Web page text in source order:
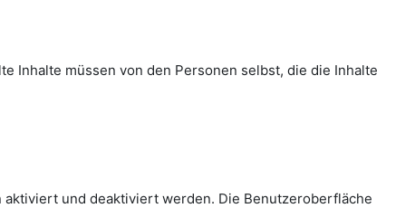
Inhalte müssen von den Personen selbst, die die Inhalte
und deaktiviert werden. Die Benutzeroberfläche